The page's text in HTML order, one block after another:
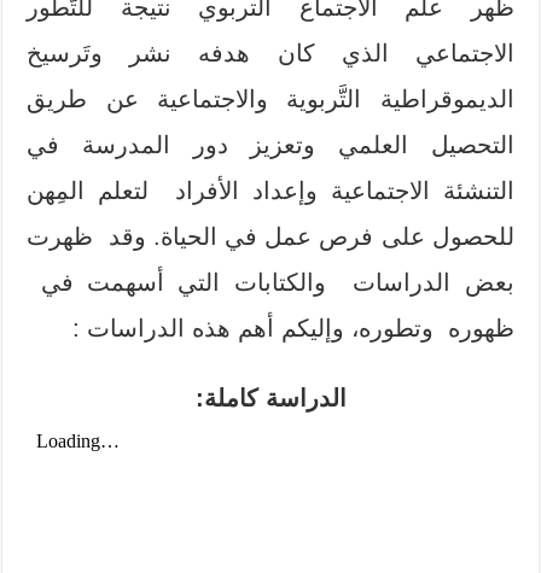
ظهر علم الاجتماع التربوي نتيجة للتَّطور
الاجتماعي الذي كان هدفه نشر وتَرسيخ
الديموقراطية التَّربوية والاجتماعية عن طريق
التحصيل العلمي وتعزيز دور المدرسة في
التنشئة الاجتماعية وإعداد الأفراد لتعلم المِهن
للحصول على فرص عمل في الحياة. وقد ظهرت
بعض الدراسات والكتابات التي أسهمت في
ظهوره وتطوره، وإليكم أهم هذه الدراسات :
الدراسة كاملة: